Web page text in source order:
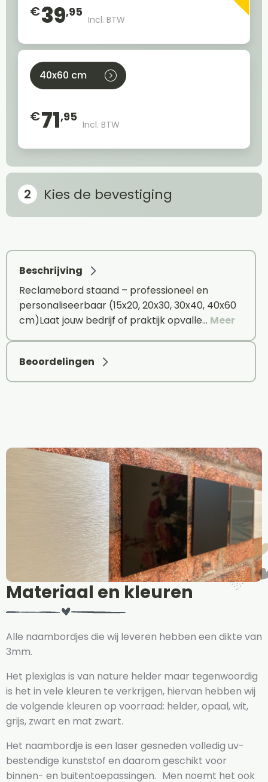
€39,95
Incl. BTW
40x60 cm
€71,95
Incl. BTW
Kies de bevestiging
Beschrijving
Reclamebord staand – professioneel en
personaliseerbaar (15x20, 20x30, 30x40, 40x60
cm)Laat jouw bedrijf of praktijk opvalle… Meer
Beoordelingen
Materiaal en kleuren
Alle naambordjes die wij leveren hebben een dikte van
3mm.
Het plexiglas is van nature helder maar tegenwoordig
is het in vele kleuren te verkrijgen, hiervan hebben wij
de volgende kleuren op voorraad: helder, opaal, wit,
grijs, zwart en mat zwart.
Het naambordje is een laser gesneden volledig uv-
bestendige kunststof en daarom geschikt voor
binnen- en buitentoepassingen. Men noemt het ook